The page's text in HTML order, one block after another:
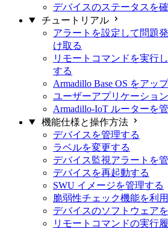
デバイスのステータスを
チュートリアル
アラートを設定して問題
け取る
リモートコマンドを実行
する
Armadillo Base OS をアッ
ユーザーアプリケーショ
Armadillo-IoT ルーターを
機能仕様と操作方法
デバイスを管理する
ラベルを変更する
デバイス監視アラートを
デバイスを再起動する
SWU イメージを管理する
脆弱性チェック機能を利
デバイスのソフトウェア
リモートコマンドの実行